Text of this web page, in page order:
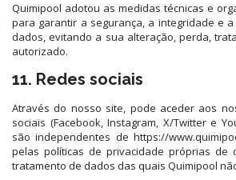
Quimipool adotou as medidas técnicas e
para garantir a segurança, a integridade e
dados, evitando a sua alteração, perda,
autorizado.
11. Redes sociais
Através do nosso site, pode aceder aos
sociais (Facebook, Instagram, X/Twitter e
são independentes de https://
pelas políticas de privacidade próprias de
tratamento de dados das quais Quimipool